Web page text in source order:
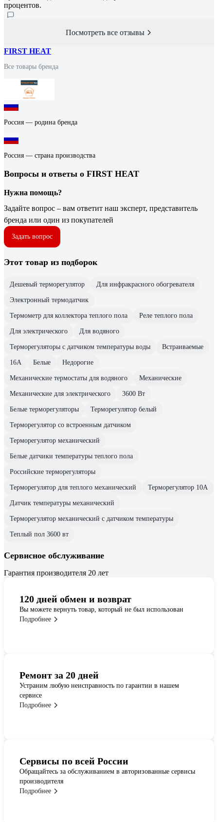
процентов.
Посмотреть все отзывы
FIRST HEAT
Все товары бренда
Россия — родина бренда
Россия — страна производства
Вопросы и ответы о FIRST HEAT
Нужна помощь?
Задайте вопрос – вам ответит наш эксперт, представитель
бренда или один из покупателей
Задать вопрос
Этот товар из подборок
Дешевый терморегулятор Для инфракрасного обогревателя
Электронный термодатчик
Термометр для коллектора теплого пола Реле теплого пола
Для электрического Для водяного
Терморегуляторы с датчиком температуры воды Встраиваемые
16А Белые Недорогие
Механические термостаты для водяного Механические
Механические для электрического 3600 Вт
Белые терморегуляторы Терморегулятор белый
Терморегулятор со встроенным датчиком
Терморегулятор механический
Белые датчики температуры теплого пола
Российские терморегуляторы
Терморегулятор для теплого механический Терморегулятор 10А
Датчик температуры механический
Терморегулятор механический с датчиком температуры
Теплый пол 3600 вт
Сервисное обслуживание
Гарантия производителя 20 лет
120 дней обмен и возврат
Вы можете вернуть товар, который не был использован
Подробнее
Ремонт за 20 дней
Устраним любую неисправность по гарантии в нашем
сервисе
Подробнее
Сервисы по всей России
Обращайтесь за обслуживанием в авторизованные сервисы
производителя
Подробнее